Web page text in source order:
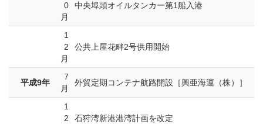
0
月
中央埠頭オイルタンカー第1船入港
1
2
月
公共上屋花畔2号供用開始
平成9年
7
月
外貿定期コンテナ航路開設［興亜海運（株）］
1
2
石狩湾新港港湾計画を改定